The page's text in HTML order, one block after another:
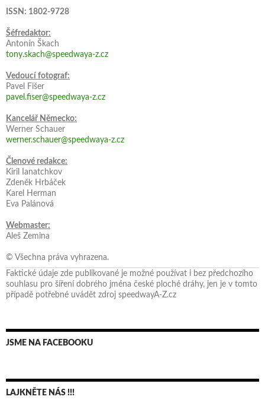
ISSN: 1802-9728
Šéfredaktor:
Antonín Škach
tony.skach@speedwaya-z.cz
Vedoucí fotograf:
Pavel Fišer
pavel.fiser@speedwaya-z.cz
Kancelář Německo:
Werner Schauer
werner.schauer@speedwaya-z.cz
Členové redakce:
Kiril Ianatchkov
Zdeněk Hrbáček
Karel Herman
Eva Palánová
Webmaster:
Aleš Zemina
© Všechna práva vyhrazena.
Faktické údaje zde publikované je možné používat i bez předchozího
souhlasu pro šíření dobrého jména české ploché dráhy, jen je v tomto
případě potřebné uvádět zdroj speedwayA-Z.cz
JSME NA FACEBOOKU
LAJKNĚTE NÁS !!!